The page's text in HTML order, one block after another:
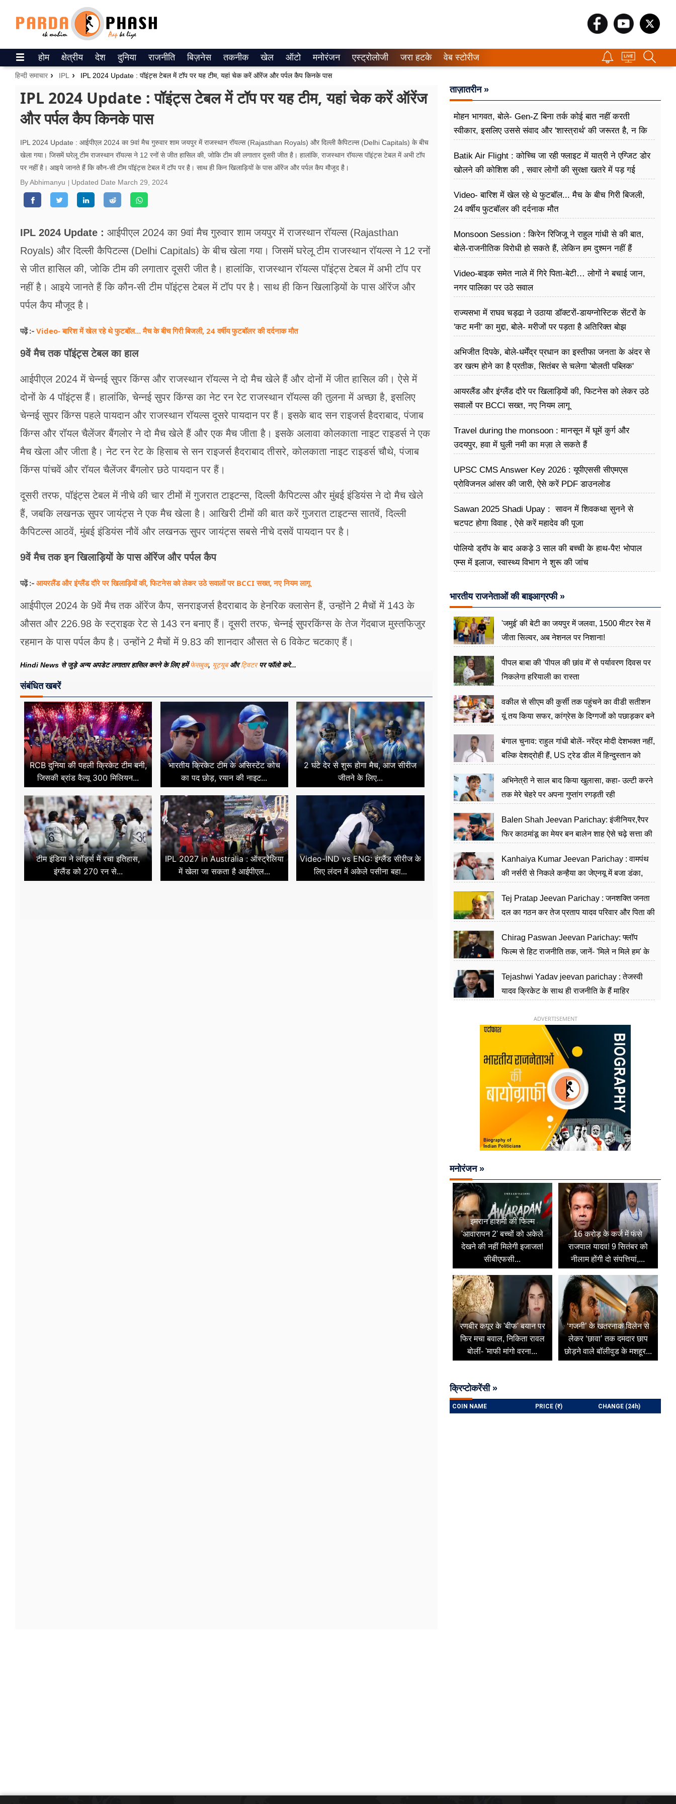
ePaper
वेब स्टोरीज
उत्तर प्रदेश
वीडियो
रिलेशनशिप
जीवन मंत्रा
फूड
सेहत
जॉब्स
अन्य खबरें
होम क्षेत्रीय देश दुनिया राजनीति बिज़नेस तकनीक खेल ऑटो मनोरंजन एस्ट्रोलोजी जरा हटके वेब स्टोरीज
हिन्दी समाचार IPL IPL 2024 Update : पॉइंट्स टेबल में टॉप पर यह टीम, यहां चेक करें ऑरेंज और पर्पल कैप किनके पास
IPL 2024 Update : पॉइंट्स टेबल में टॉप पर यह टीम, यहां चेक करें ऑरेंज
और पर्पल कैप किनके पास
IPL 2024 Update : आईपीएल 2024 का 9वां मैच गुरुवार शाम जयपुर में राजस्थान रॉयल्स (Rajasthan Royals) और दिल्ली कैपिटल्स (Delhi Capitals) के बीच
खेला गया। जिसमें घरेलू टीम राजस्थान रॉयल्स ने 12 रनों से जीत हासिल की, जोकि टीम की लगातार दूसरी जीत है। हालांकि, राजस्थान रॉयल्स पॉइंट्स टेबल में अभी टॉप
पर नहीं है। आइये जानते हैं कि कौन-सी टीम पॉइंट्स टेबल में टॉप पर है। साथ ही किन खिलाड़ियों के पास ऑरेंज और पर्पल कैप मौजूद है।
By Abhimanyu
Updated Date March 29, 2024
IPL 2024 Update : आईपीएल 2024 का 9वां मैच गुरुवार शाम जयपुर में राजस्थान रॉयल्स (Rajasthan
Royals) और दिल्ली कैपिटल्स (Delhi Capitals) के बीच खेला गया। जिसमें घरेलू टीम राजस्थान रॉयल्स ने 12 रनों
से जीत हासिल की, जोकि टीम की लगातार दूसरी जीत है। हालांकि, राजस्थान रॉयल्स पॉइंट्स टेबल में अभी टॉप पर
नहीं है। आइये जानते हैं कि कौन-सी टीम पॉइंट्स टेबल में टॉप पर है। साथ ही किन खिलाड़ियों के पास ऑरेंज और
पर्पल कैप मौजूद है।
पढ़ें :- Video- बारिश में खेल रहे थे फुटबॉल... मैच के बीच गिरी बिजली, 24 वर्षीय फुटबॉलर की दर्दनाक मौत
9वें मैच तक पॉइंट्स टेबल का हाल
आईपीएल 2024 में चेन्नई सुपर किंग्स और राजस्थान रॉयल्स ने दो मैच खेले हैं और दोनों में जीत हासिल की। ऐसे में
दोनों के 4 पॉइंट्स हैं। हालांकि, चेन्नई सुपर किंग्स का नेट रन रेट राजस्थान रॉयल्स की तुलना में अच्छा है, इसलिए
चेन्नई सुपर किंग्स पहले पायदान और राजस्थान रॉयल्स दूसरे पायदान पर हैं। इसके बाद सन राइजर्स हैदराबाद, पंजाब
किंग्स और रॉयल चैलेंजर बैंगलोर ने दो मैच खेले हैं और एक मैच जीता है। इसके अलावा कोलकाता नाइट राइडर्स ने एक
मैच खेला और जीता है। नेट रन रेट के हिसाब से सन राइजर्स हैदराबाद तीसरे, कोलकाता नाइट राइडर्स चौथे, पंजाब
किंग्स पांचवें और रॉयल चैलेंजर बैंगलोर छठे पायदान पर हैं।
दूसरी तरफ, पॉइंट्स टेबल में नीचे की चार टीमों में गुजरात टाइटन्स, दिल्ली कैपिटल्स और मुंबई इंडियंस ने दो मैच खेले
हैं, जबकि लखनऊ सुपर जायंट्स ने एक मैच खेला है। आखिरी टीमों की बात करें गुजरात टाइटन्स सातवें, दिल्ली
कैपिटल्स आठवें, मुंबई इंडियंस नौवें और लखनऊ सुपर जायंट्स सबसे नीचे दसवें पायदान पर है।
9वें मैच तक इन खिलाड़ियों के पास ऑरेंज और पर्पल कैप
पढ़ें :- आयरलैंड और इंग्लैंड दौरे पर खिलाड़ियों की, फिटनेस को लेकर उठे सवालों पर BCCI सख्त, नए नियम लागू
आईपीएल 2024 के 9वें मैच तक ऑरेंज कैप, सनराइजर्स हैदराबाद के हेनरिक क्लासेन हैं, उन्होंने 2 मैचों में 143 के
औसत और 226.98 के स्ट्राइक रेट से 143 रन बनाए हैं। दूसरी तरफ, चेन्नई सुपरकिंग्स के तेज गेंदबाज मुस्तफिजुर
रहमान के पास पर्पल कैप है। उन्होंने 2 मैचों में 9.83 की शानदार औसत से 6 विकेट चटकाए हैं।
Hindi News से जुड़े अन्य अपडेट लगातार हासिल करने के लिए हमेंफेसबुक, यूट्यूबऔरट्विटरपर फॉलो करे...
संबंधित खबरें
RCB दुनिया की पहली क्रिकेट टीम बनी,
जिसकी ब्रांड वैल्यू 300 मिलियन...
भारतीय क्रिकेट टीम के असिस्टेंट कोच
का पद छोड़, रयान की नाइट...
2 घंटे देर से शुरू होगा मैच, आज सीरीज
जीतने के लिए...
टीम इंडिया ने लॉर्ड्स में रचा इतिहास,
इंग्लैंड को 270 रन से...
IPL 2027 in Australia : ऑस्ट्रेलिया
में खेला जा सकता है आईपीएल...
Video-IND vs ENG: इंग्लैंड सीरीज के
लिए लंदन में अकेले पसीना बहा...
ताज़ातरीन »
मोहन भागवत, बोले- Gen-Z बिना तर्क कोई बात नहीं करती
स्वीकार, इसलिए उससे संवाद और 'शास्त्रार्थ' की जरूरत है, न कि
Batik Air Flight : कोच्चि जा रही फ्लाइट में यात्री ने एग्जिट डोर
खोलने की कोशिश की , सवार लोगों की सुरक्षा खतरे में पड़ गई
Video- बारिश में खेल रहे थे फुटबॉल... मैच के बीच गिरी बिजली,
24 वर्षीय फुटबॉलर की दर्दनाक मौत
Monsoon Session : किरेन रिजिजू ने राहुल गांधी से की बात,
बोले-राजनीतिक विरोधी हो सकते हैं, लेकिन हम दुश्मन नहीं हैं
Video-बाइक समेत नाले में गिरे पिता-बेटी… लोगों ने बचाई जान,
नगर पालिका पर उठे सवाल
राज्यसभा में राघव चड्ढा ने उठाया डॉक्टरों-डायग्नोस्टिक सेंटरों के
'कट मनी' का मुद्दा, बोले- मरीजों पर पड़ता है अ​तिरिक्त बोझ
अभिजीत दिपके, बोले-धर्मेंद्र प्रधान का इस्तीफा जनता के अंदर से
डर खत्म होने का है प्रतीक, सितंबर से चलेगा 'बोलती पब्लिक'
आयरलैंड और इंग्लैंड दौरे पर खिलाड़ियों की, फिटनेस को लेकर उठे
सवालों पर BCCI सख्त, नए नियम लागू
Travel during the monsoon : मानसून में घूमें कुर्ग और
उदयपुर, हवा में घुली नमी का मज़ा ले सकते हैं
UPSC CMS Answer Key 2026 : यूपीएससी सीएमएस
प्रोविजनल आंसर की जारी, ऐसे करें PDF डाउनलोड
Sawan 2025 Shadi Upay : सावन में शिवकथा सुनने से
चटपट होगा विवाह , ऐसे करें महादेव की पूजा
पोलियो ड्रॉप के बाद अकड़े 3 साल की बच्ची के हाथ-पैर! भोपाल
एम्स में इलाज, स्वास्थ्य विभाग ने शुरू की जांच
भारतीय राजनेताओं की बाइआग्रफी »
'जमुई' की बेटी का जयपुर में जलवा, 1500 मीटर रेस में
जीता सिल्वर, अब नेशनल पर निशाना!
पीपल बाबा की 'पीपल की छांव में' से पर्यावरण दिवस पर
निकलेगा हरियाली का रास्ता
वकील से सीएम की कुर्सी तक पहुंचने का वीडी सतीशन
यूं तय किया सफर, कांग्रेस के दिग्गजों को पछाड़कर बने
बंगाल चुनाव: राहुल गांधी बोलें- नरेंद्र मोदी देशभक्त नहीं,
बल्कि देशद्रोही हैं, US ट्रेड डील में हिन्दुस्तान को
अभिनेत्री ने साल बाद किया खुलासा, कहा- उल्टी करने
तक मेरे चेहरे पर अपना गुप्तांग रगड़ती रही
Balen Shah Jeevan Parichay: इंजीनियर,रैपर
फिर काठमांडू का मेयर बन बालेन शाह ऐसे चढ़े सत्ता की
Kanhaiya Kumar Jeevan Parichay : वामपंथ
की नर्सरी से निकले कन्हैया का जेएनयू में बजा डंका,
Tej Pratap Jeevan Parichay : जनशक्ति जनता
दल का गठन कर तेज प्रताप यादव परिवार और पिता की
Chirag Paswan Jeevan Parichay: फ्लॉप
फिल्म से हिट राजनीति तक, जानें- 'मिले न मिले हम' के
Tejashwi Yadav jeevan parichay : तेजस्वी
यादव क्रिकेट के साथ ही राजनीति के हैं माहिर
ADVERTISEMENT
मनोरंजन »
इमरान हाशमी की फिल्म
'आवारापन 2' बच्चों को अकेले
देखने की नहीं मिलेगी इजाजत!
सीबीएफसी...
16 करोड़ के कर्ज में फंसे
राजपाल यादव! 9 सितंबर को
नीलाम होंगी दो संपत्तियां,...
रणबीर कपूर के 'बीफ' बयान पर
फिर मचा बवाल, निकिता रावल
बोलीं- 'माफी मांगो वरना...
‘गजनी’ के खतरनाक विलेन से
लेकर ‘छावा’ तक दमदार छाप
छोड़ने वाले बॉलीवुड के मशहूर...
क्रिप्टोकरेंसी »